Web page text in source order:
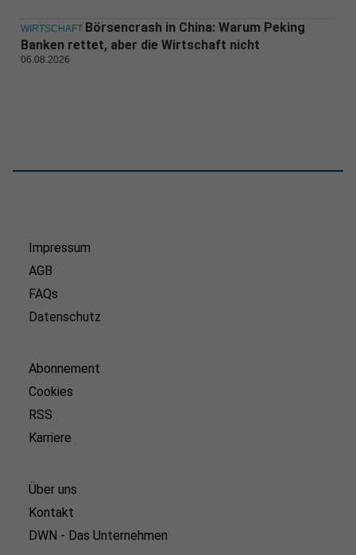
WIRTSCHAFT Börsencrash in China: Warum Peking
Banken rettet, aber die Wirtschaft nicht
06.08.2026
Impressum
AGB
FAQs
Datenschutz
Abonnement
Cookies
RSS
Karriere
Über uns
Kontakt
DWN - Das Unternehmen